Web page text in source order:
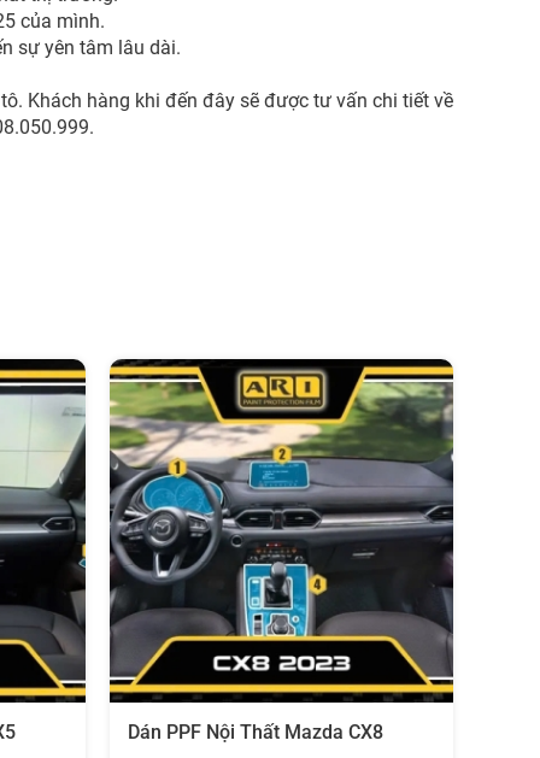
của mình.
sự yên tâm lâu dài.
Khách hàng khi đến đây sẽ được tư vấn chi tiết về
Dán PPF Nội Thất Mazda CX8